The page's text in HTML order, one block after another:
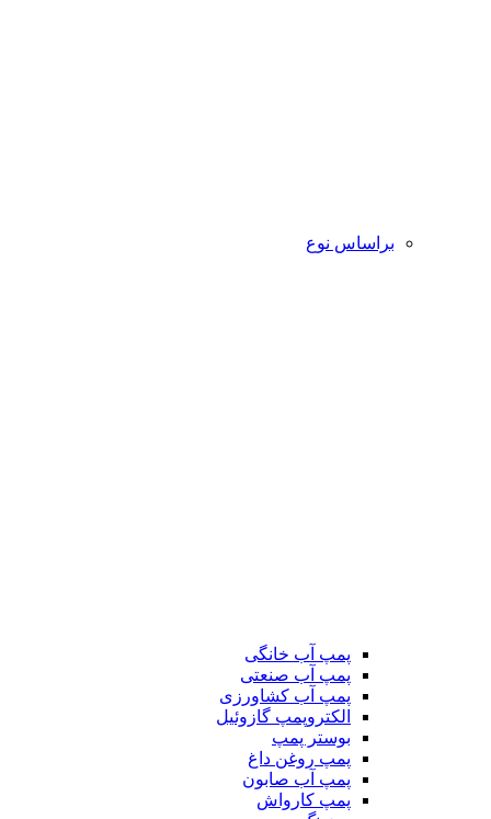
براساس نوع
پمپ آب خانگی
پمپ آب صنعتی
پمپ آب کشاورزی
الکتروپمپ گازوئیل
بوستر پمپ
پمپ روغن داغ
پمپ آب صابون
پمپ کارواش